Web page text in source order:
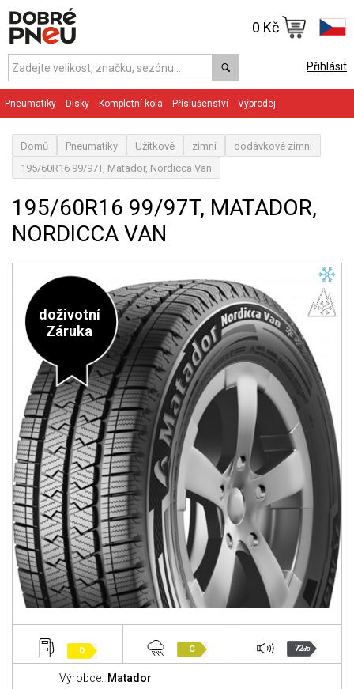
Přihlásit
0 Kč
Pneumatiky Disky Kompletní kola Příslušenství Výprodej
Domů Pneumatiky Užitkové zimní
dodávkové zimní
195/60R16 99/97T, Matador, Nordicca Van
195/60R16 99/97T, MATADOR,
NORDICCA VAN
doživotní
Záruka
D C 72dB
Výrobce: Matador